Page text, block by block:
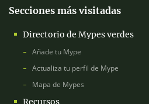
Secciones más visitadas
Directorio de Mypes verdes
Añade tu Mype
Actualiza tu perfil de Mype
Mapa de Mypes
Recursos